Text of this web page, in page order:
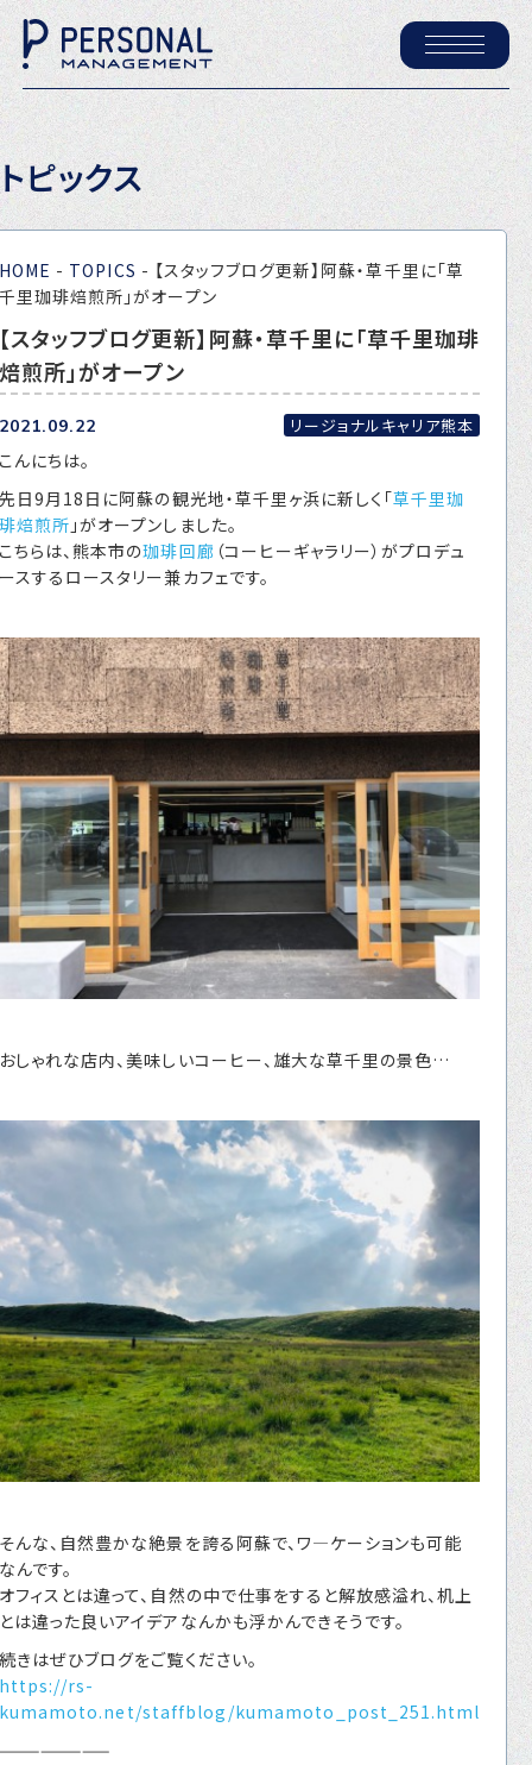
ホーム
パーソナル・マネジメントについて
会社概要
採用情報
トピックス
転職をお考えの方へ
転職相談会
転職者の声
キャリア採用をお考えの企業様へ
選ばれる４つの理由
４つの特長で解決
独自の採用スキーム
お問い合わせ
プライバシーポリシー
トピックス
- TOPICS - 【スタッフブログ更新】阿蘇・草千里に「草
里珈琲焙煎所」がオープン
スタッフブログ更新】阿蘇・草千里に「草千里珈琲
煎所」がオープン
リージョナルキャリア熊本
んにちは。
日9月18日に阿蘇の観光地・草千里ヶ浜に新しく「草千里珈
焙煎所 」がオープンしました。
ちらは、熊本市の珈琲回廊 （コーヒーギャラリー）がプロデュ
スするロースタリー兼カフェです。
しゃれな店内、美味しいコーヒー、雄大な草千里の景色…
んな、自然豊かな絶景を誇る阿蘇で、ワ―ケーションも可能
んです。
フィスとは違って、自然の中で仕事をすると解放感溢れ、机上
は違った良いアイデアなんかも浮かんできそうです。
きはぜひブログをご覧ください。
rs-
staffblog/kumamoto_post_251.html